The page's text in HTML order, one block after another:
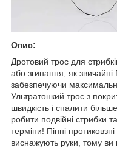
Опис:
Дротовий трос для
або згинання, як звичайні
забезпечуючи
Ультратонкий трос з
швидкість і спалити
робити подвійні стрибки
терміни! Пінні
виснажують руки, тому